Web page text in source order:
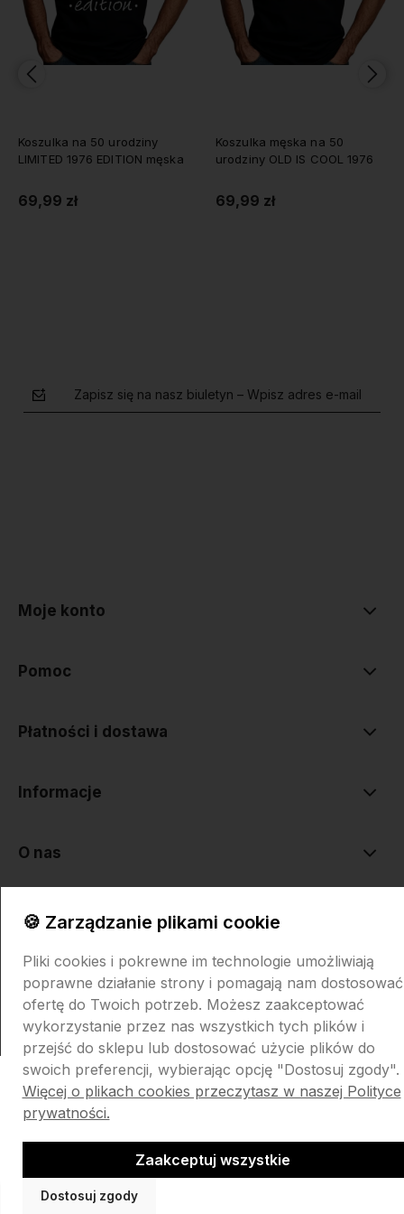
Koszulka męska na 50
urodziny OLD IS COOL 1976
69,99 zł
Koszulka na 50 urodziny
Level 50 UNLOCKED 1976
69,99 zł
Zapisz się na nasz biuletyn – Wpisz adres e-mail
Moje konto
Pomoc
Płatności i dostawa
Informacje
O nas
Sklep internetowy Shoper.pl Szablon Shoper Modern 3.0™
🍪 Zarządzanie plikami cookie
Pliki cookies i pokrewne im technologie umożliwiają
poprawne działanie strony i pomagają nam dostosować
ofertę do Twoich potrzeb. Możesz zaakceptować
wykorzystanie przez nas wszystkich tych plików i
przejść do sklepu lub dostosować użycie plików do
swoich preferencji, wybierając opcję "Dostosuj zgody".
Więcej o plikach cookies przeczytasz w naszej Polityce
prywatności.
Dostosuj zgody
Zaakceptuj wszystkie